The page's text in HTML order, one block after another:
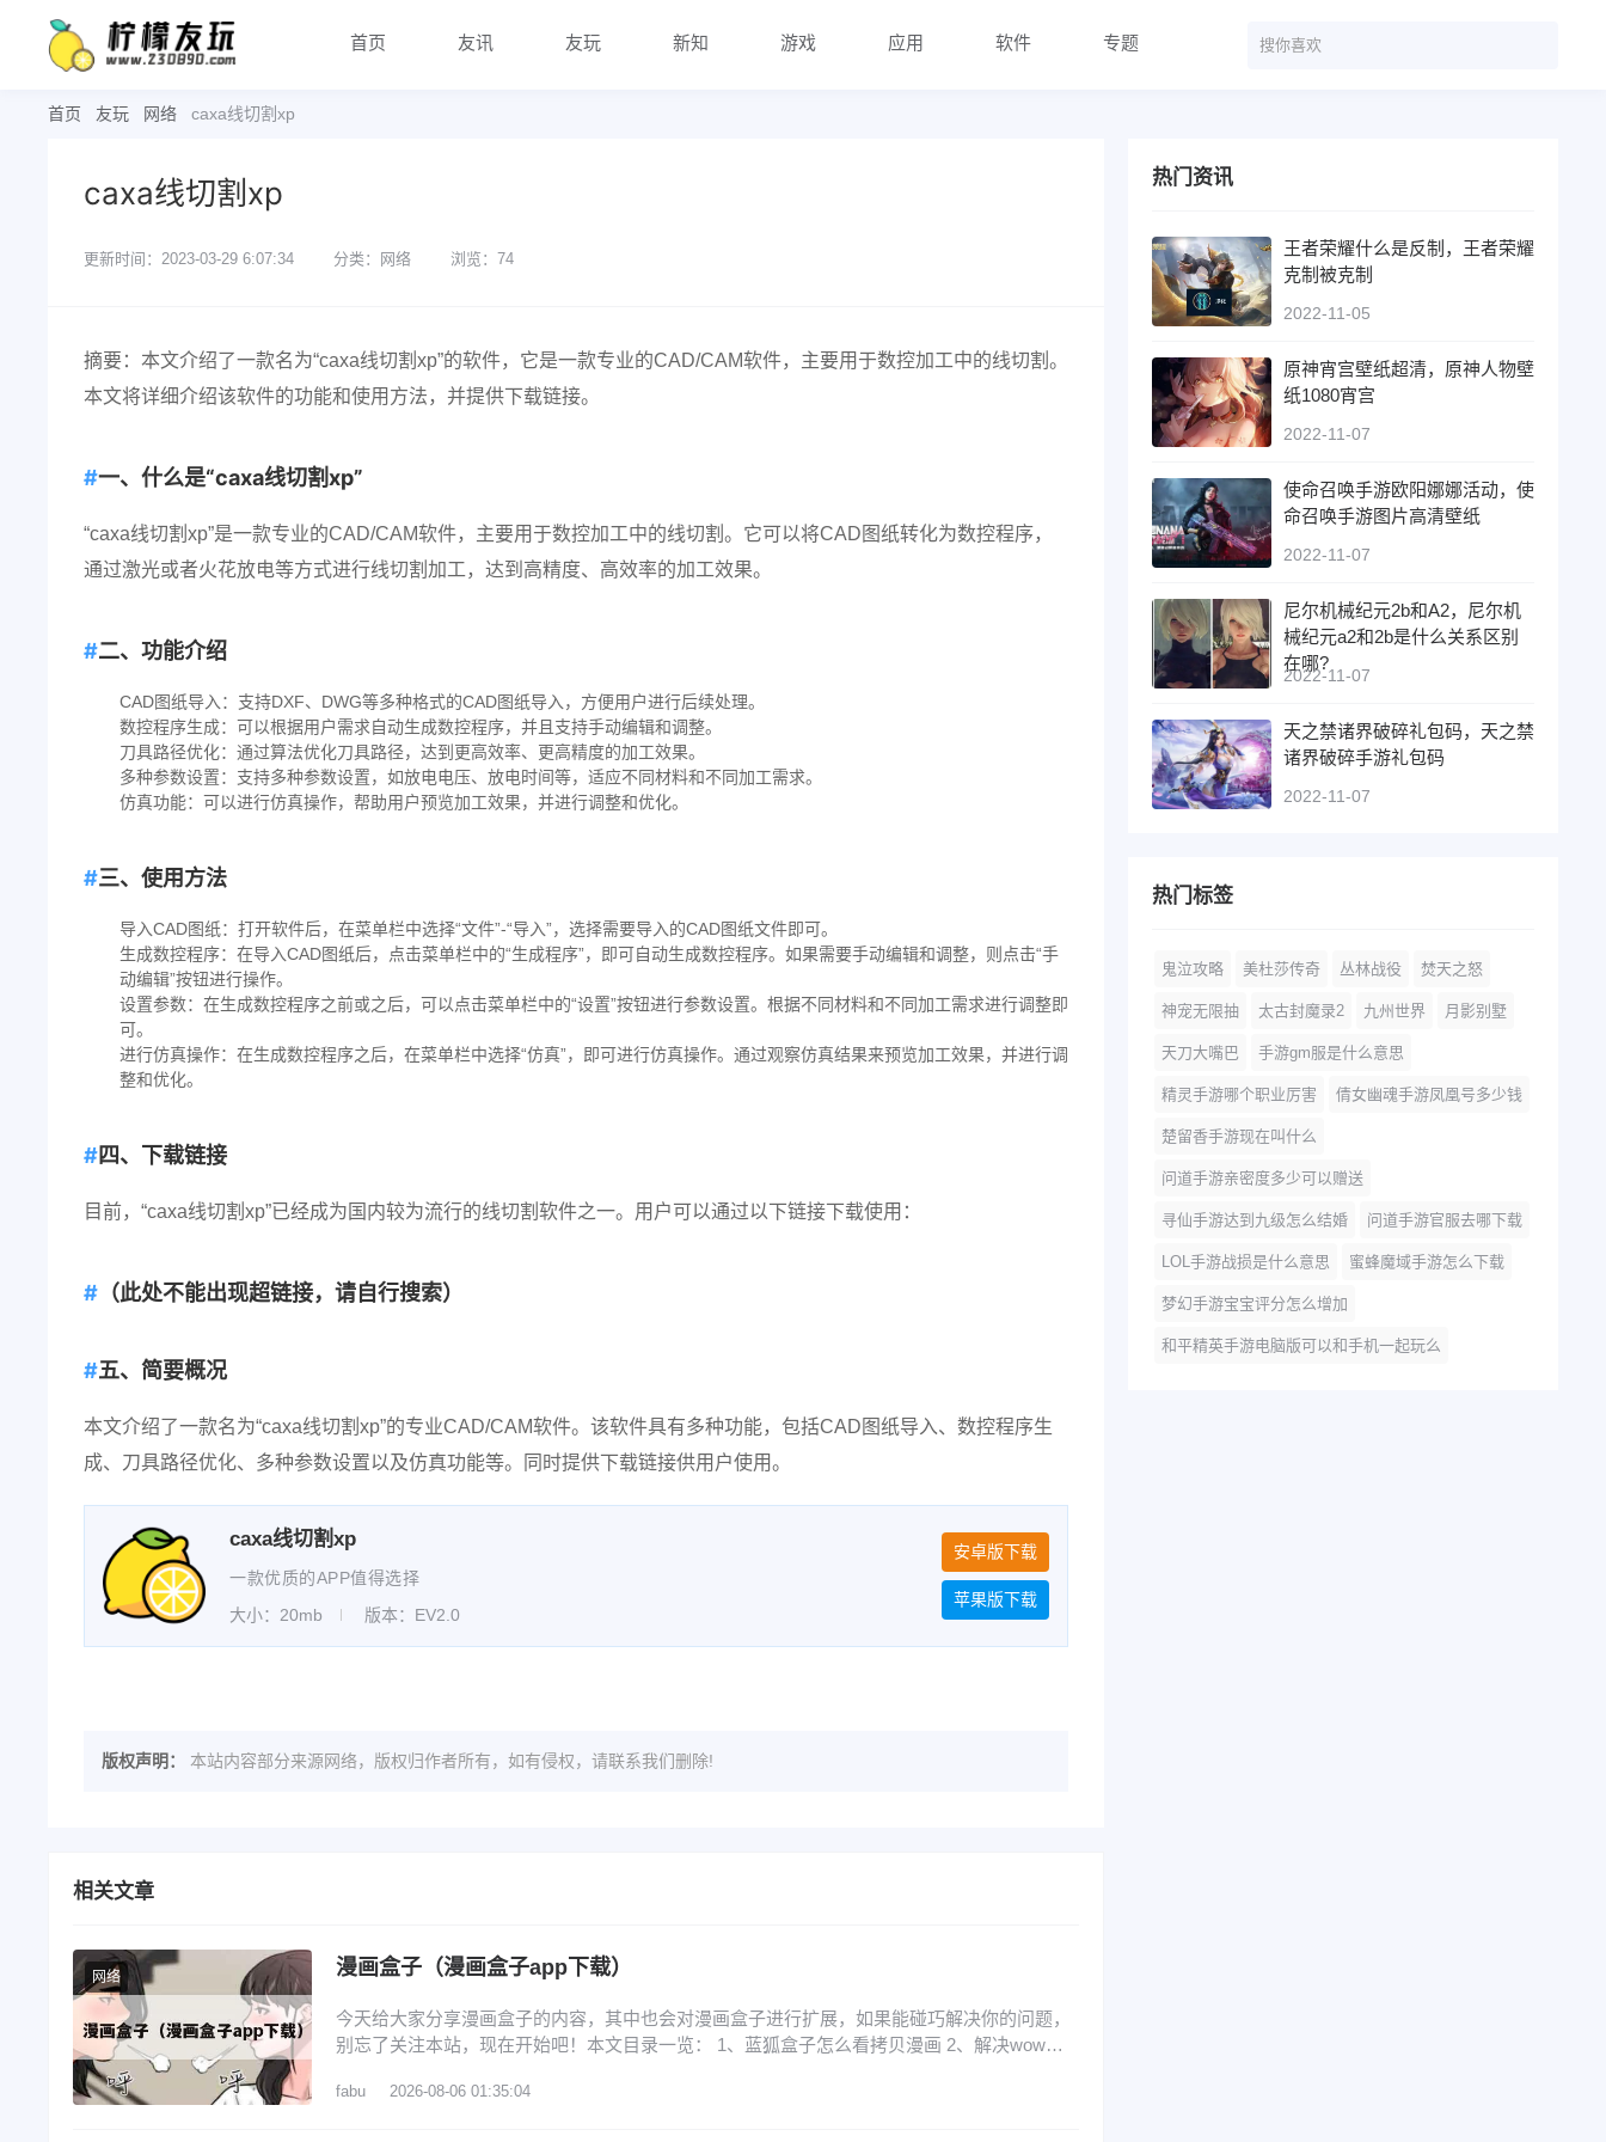
首页 友讯 友玩 新知 游戏 应用 软件 专题
首页 友玩 网络 caxa线切割xp
caxa线切割xp
更新时间：2023-03-29 6:07:34 分类：网络 浏览：74
摘要：本文介绍了一款名为“caxa线切割xp”的软件，它是一款专业的CAD/CAM软件，主要用于数控加工中的线切割。
本文将详细介绍该软件的功能和使用方法，并提供下载链接。
一、什么是“caxa线切割xp”
“caxa线切割xp”是一款专业的CAD/CAM软件，主要用于数控加工中的线切割。它可以将CAD图纸转化为数控程序，
通过激光或者火花放电等方式进行线切割加工，达到高精度、高效率的加工效果。
二、功能介绍
CAD图纸导入：支持DXF、DWG等多种格式的CAD图纸导入，方便用户进行后续处理。
数控程序生成：可以根据用户需求自动生成数控程序，并且支持手动编辑和调整。
刀具路径优化：通过算法优化刀具路径，达到更高效率、更高精度的加工效果。
多种参数设置：支持多种参数设置，如放电电压、放电时间等，适应不同材料和不同加工需求。
仿真功能：可以进行仿真操作，帮助用户预览加工效果，并进行调整和优化。
三、使用方法
导入CAD图纸：打开软件后，在菜单栏中选择“文件”-“导入”，选择需要导入的CAD图纸文件即可。
生成数控程序：在导入CAD图纸后，点击菜单栏中的“生成程序”，即可自动生成数控程序。如果需要手动编辑和调整，则点击“手
动编辑”按钮进行操作。
设置参数：在生成数控程序之前或之后，可以点击菜单栏中的“设置”按钮进行参数设置。根据不同材料和不同加工需求进行调整即
可。
进行仿真操作：在生成数控程序之后，在菜单栏中选择“仿真”，即可进行仿真操作。通过观察仿真结果来预览加工效果，并进行调
整和优化。
四、下载链接
目前，“caxa线切割xp”已经成为国内较为流行的线切割软件之一。用户可以通过以下链接下载使用：
（此处不能出现超链接，请自行搜索）
五、简要概况
本文介绍了一款名为“caxa线切割xp”的专业CAD/CAM软件。该软件具有多种功能，包括CAD图纸导入、数控程序生
成、刀具路径优化、多种参数设置以及仿真功能等。同时提供下载链接供用户使用。
caxa线切割xp
一款优质的APP值得选择
大小：20mb
版本：EV2.0
安卓版下载
苹果版下载
版权声明： 本站内容部分来源网络，版权归作者所有，如有侵权，请联系我们删除!
相关文章
网络 漫画盒子（漫画盒子app下载）
今天给大家分享漫画盒子的内容，其中也会对漫画盒子进行扩展，如果能碰巧解决你的问题，
别忘了关注本站，现在开始吧！本文目录一览： 1、蓝狐盒子怎么看拷贝漫画 2、解决wow盒
先打开蓝狐盒子，进入其主页面，在页面中找到并按顺序点击个人、应用管理、安装应用、拷
fabu 2026-08-06 01:35:04
热门资讯
王者荣耀什么是反制，王者荣耀
克制被克制
2022-11-05
原神宵宫壁纸超清，原神人物壁
纸1080宵宫
2022-11-07
使命召唤手游欧阳娜娜活动，使
命召唤手游图片高清壁纸
2022-11-07
尼尔机械纪元2b和A2，尼尔机
械纪元a2和2b是什么关系区别
在哪?
2022-11-07
天之禁诸界破碎礼包码，天之禁
诸界破碎手游礼包码
2022-11-07
热门标签
鬼泣攻略 美杜莎传奇 丛林战役 焚天之怒
神宠无限抽 太古封魔录2 九州世界 月影别墅
天刀大嘴巴 手游gm服是什么意思
精灵手游哪个职业厉害 倩女幽魂手游凤凰号多少钱
楚留香手游现在叫什么
问道手游亲密度多少可以赠送
寻仙手游达到九级怎么结婚 问道手游官服去哪下载
LOL手游战损是什么意思 蜜蜂魔域手游怎么下载
梦幻手游宝宝评分怎么增加
和平精英手游电脑版可以和手机一起玩么